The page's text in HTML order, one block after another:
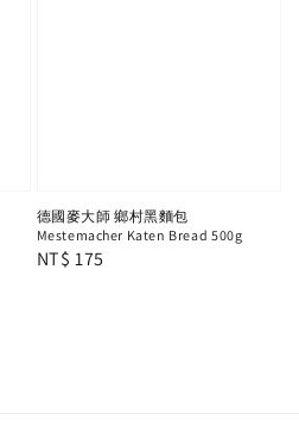
德國麥大師 鄉村黑麵包
Mestemacher Katen Bread 500g
Regular
NT$ 175